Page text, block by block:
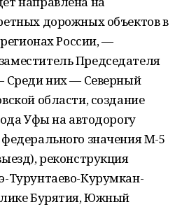
дорожных объектов в
России, —
Председателя
Среди них — Северный
области, создание
Уфы на автодорогу
значения М-5
реконструкция
Турунтаево-Курумкан-
Бурятия, Южный